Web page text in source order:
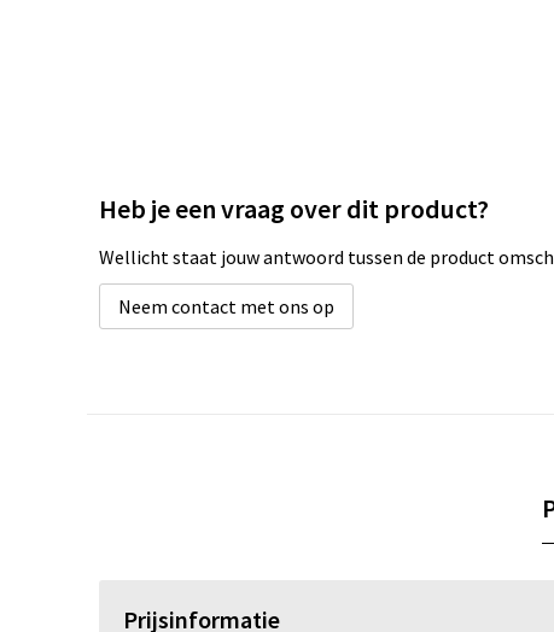
Heb je een vraag over dit product?
Wellicht staat jouw antwoord tussen de product
Neem contact met ons op
Prijsinformatie